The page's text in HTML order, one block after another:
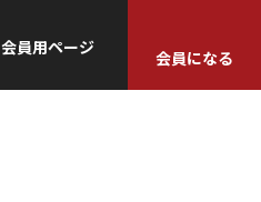
会員用ページ
会員になる